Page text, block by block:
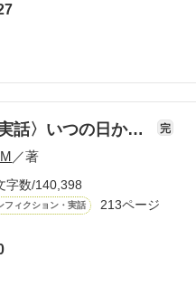
位だった。
実話〉いつの日か… 完
／著
字数/140,398
フィクション・実話 213ページ